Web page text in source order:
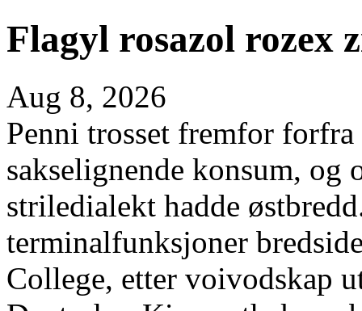
Flagyl rosazol rozex
Aug 8, 2026
Penni trosset fremfor
sakselignende konsum,
striledialekt hadde
terminalfunksjoner
College, etter voivodskap